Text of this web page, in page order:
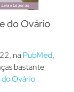
do Ovário
naPubMed,
bastante
Ovário